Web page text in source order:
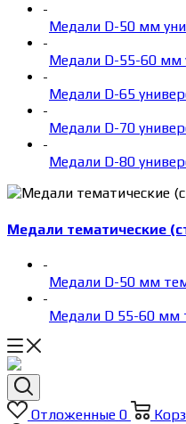
-
Медали D-50 мм
-
Медали D-55-60 мм
-
Медали D-65
-
Медали D-70
-
Медали D-80
Медали тематические
-
Медали D-50 мм
-
Медали D 55-60 мм
Отложенные 0